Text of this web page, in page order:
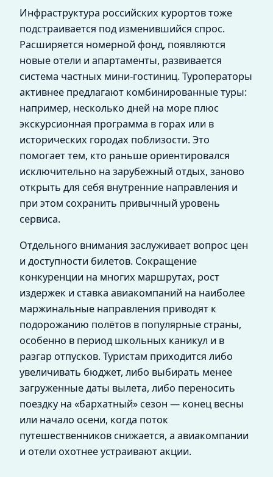
Инфраструктура российских курортов тоже
подстраивается под изменившийся спрос.
Расширяется номерной фонд, появляются
новые отели и апартаменты, развивается
система частных мини‑гостиниц. Туроператоры
активнее предлагают комбинированные туры:
например, несколько дней на море плюс
экскурсионная программа в горах или в
исторических городах поблизости. Это
помогает тем, кто раньше ориентировался
исключительно на зарубежный отдых, заново
открыть для себя внутренние направления и
при этом сохранить привычный уровень
сервиса.
Отдельного внимания заслуживает вопрос цен
и доступности билетов. Сокращение
конкуренции на многих маршрутах, рост
издержек и ставка авиакомпаний на наиболее
маржинальные направления приводят к
подорожанию полётов в популярные страны,
особенно в период школьных каникул и в
разгар отпусков. Туристам приходится либо
увеличивать бюджет, либо выбирать менее
загруженные даты вылета, либо переносить
поездку на «бархатный» сезон — конец весны
или начало осени, когда поток
путешественников снижается, а авиакомпании
и отели охотнее устраивают акции.